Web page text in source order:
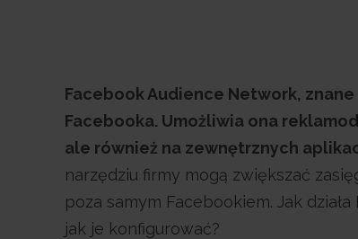
Facebook Audience Network,
Facebooka. Umożliwia ona
ale również na zewnętrznych
narzędziu firmy mogą zwiększać
poza samym Facebookiem. Jak
jak je konfigurować?